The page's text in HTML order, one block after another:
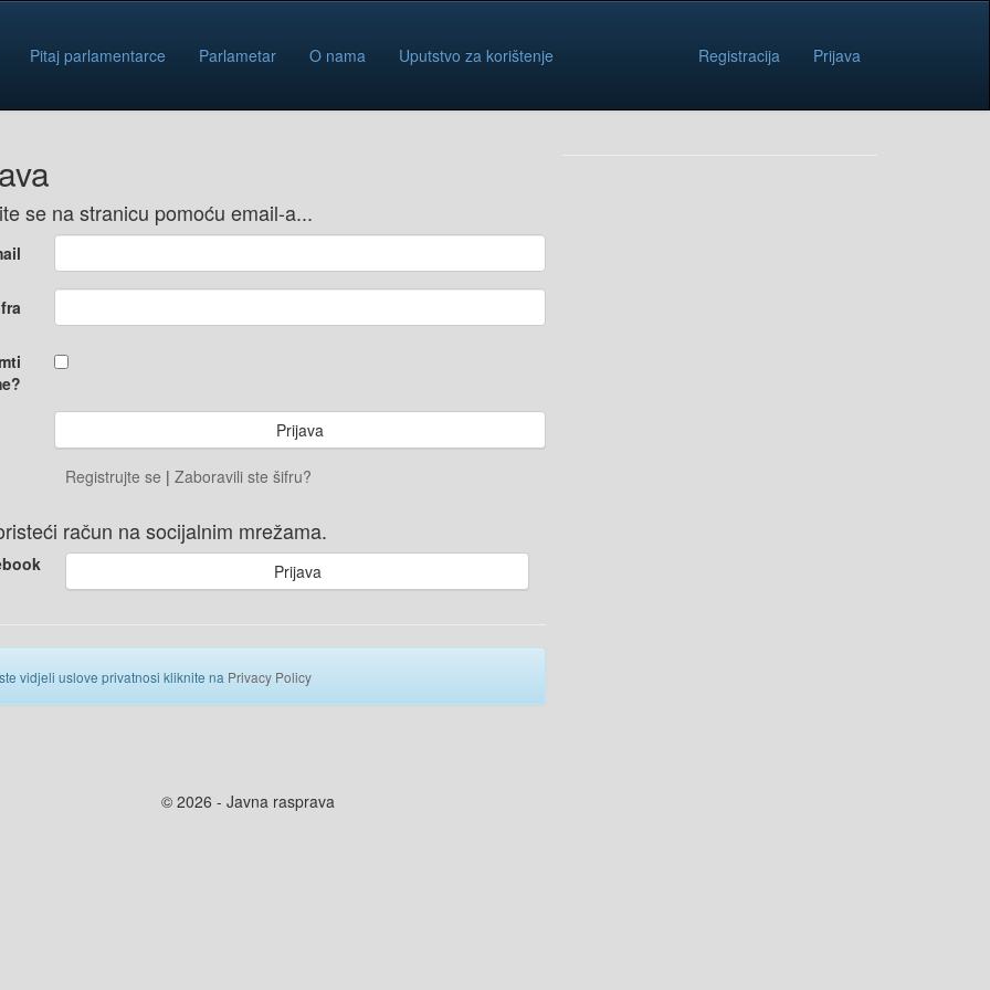
Pitaj parlamentarce Parlametar O nama Uputstvo za korištenje Registracija Prijava
se na stranicu pomoću email-a...
Registrujte se | Zaboravili ste šifru?
račun na socijalnim mrežama.
Prijava
vidjeli uslove privatnosi kliknite na Privacy Policy
© 2026 - Javna rasprava